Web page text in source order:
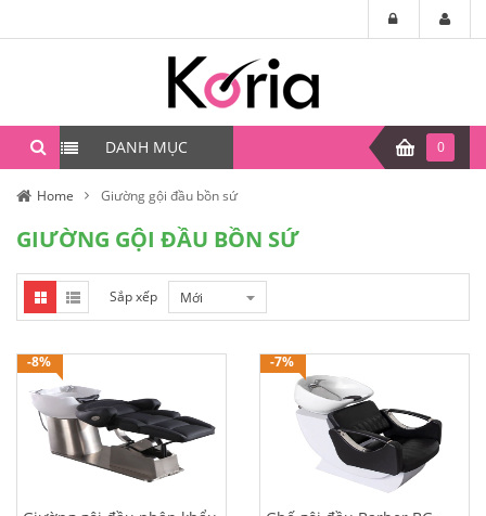
DANH MỤC 0
Home Giường gội đầu bồn sứ
GIƯỜNG GỘI ĐẦU BỒN SỨ
Sắp xếp Mới
-8% -7%